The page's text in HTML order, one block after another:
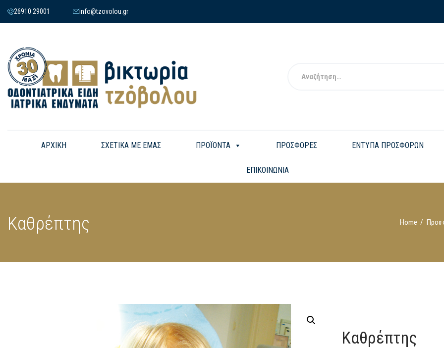
26910 29001 info@tzovolou.gr
ΑΡΧΙΚΗ ΣΧΕΤΙΚΑ ΜΕ ΕΜΑΣ ΠΡΟΪΟΝΤΑ ΠΡΟΣΦΟΡΕΣ ΕΝΤΥΠΑ ΠΡΟΣΦΟΡΩΝ
ΕΠΙΚΟΙΝΩΝΙΑ
Καθρέπτης Home
Καθρέπτης